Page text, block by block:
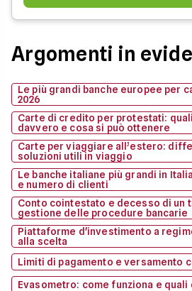
Argomenti in
Le più grandi banche europee per
2026
Carte di credito per protestati:
davvero e cosa si può ottenere
Carte per viaggiare all’estero:
soluzioni utili in viaggio
Le banche italiane più grandi in
e numero di clienti
Conto cointestato e decesso di un
gestione delle procedure bancarie
Piattaforme d'investimento a
alla scelta
Limiti di pagamento e versamento
Evasometro: come funziona e